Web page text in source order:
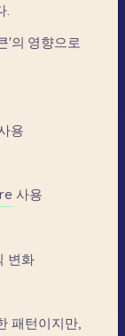
.
'의 영향으로
용
사용
변화
패턴이지만,